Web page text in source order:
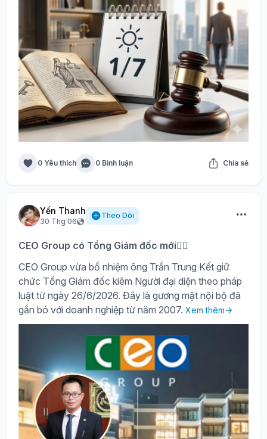
0 Yêu thích 0 Bình luận Chia sẻ
Yến Thanh
30 Thg 06
Theo Dõi
CEO Group có Tổng Giám đốc mới🙍‍♂️
CEO Group vừa bổ nhiệm ông Trần Trung Kết giữ
chức Tổng Giám đốc kiêm Người đại diện theo pháp
luật từ ngày 26/6/2026. Đây là gương mặt nội bộ đã
gắn bó với doanh nghiệp từ năm 2007. Xem thêm